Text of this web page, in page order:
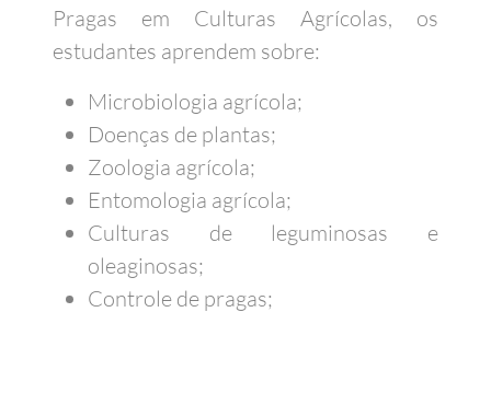
Pragas em Culturas Agrícolas, os
estudantes aprendem sobre:
Microbiologia agrícola;
Doenças de plantas;
Zoologia agrícola;
Entomologia agrícola;
Culturas de leguminosas e
oleaginosas;
Controle de pragas;